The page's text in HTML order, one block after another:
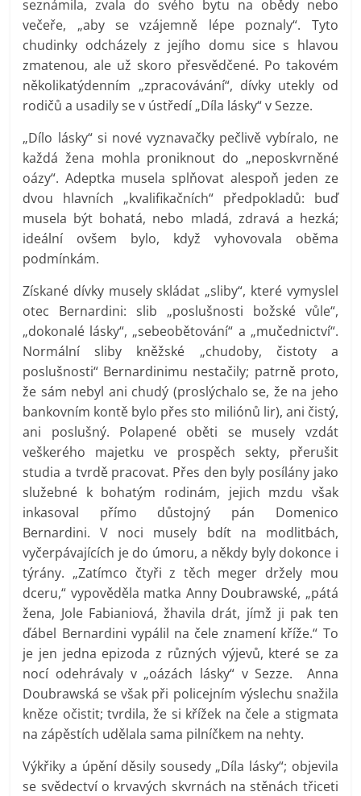
seznámila, zvala do svého bytu na obědy nebo
večeře, „aby se vzájemně lépe poznaly“. Tyto
chudinky odcházely z jejího domu sice s hlavou
zmatenou, ale už skoro přesvědčené. Po takovém
několikatýdenním „zpracovávání“, dívky utekly od
rodičů a usadily se v ústředí „Díla lásky“ v Sezze.
„Dílo lásky“ si nové vyznavačky pečlivě vybíralo, ne
každá žena mohla proniknout do „neposkvrněné
oázy“. Adeptka musela splňovat alespoň jeden ze
dvou hlavních „kvalifikačních“ předpokladů: buď
musela být bohatá, nebo mladá, zdravá a hezká;
ideální ovšem bylo, když vyhovovala oběma
podmínkám.
Získané dívky musely skládat „sliby“, které vymyslel
otec Bernardini: slib „poslušnosti božské vůle“,
„dokonalé lásky“, „sebeobětování“ a „mučednictví“.
Normální sliby kněžské „chudoby, čistoty a
poslušnosti“ Bernardinimu nestačily; patrně proto,
že sám nebyl ani chudý (proslýchalo se, že na jeho
bankovním kontě bylo přes sto miliónů lir), ani čistý,
ani poslušný. Polapené oběti se musely vzdát
veškerého majetku ve prospěch sekty, přerušit
studia a tvrdě pracovat. Přes den byly posílány jako
služebné k bohatým rodinám, jejich mzdu však
inkasoval přímo důstojný pán Domenico
Bernardini. V noci musely bdít na modlitbách,
vyčerpávajících je do úmoru, a někdy byly dokonce i
týrány. „Zatímco čtyři z těch meger držely mou
dceru,“ vypověděla matka Anny Doubrawské, „pátá
žena, Jole Fabianiová, žhavila drát, jímž ji pak ten
ďábel Bernardini vypálil na čele znamení kříže.“ To
je jen jedna epizoda z různých výjevů, které se za
nocí odehrávaly v „oázách lásky“ v Sezze. Anna
Doubrawská se však při policejním výslechu snažila
kněze očistit; tvrdila, že si křížek na čele a stigmata
na zápěstích udělala sama pilníčkem na nehty.
Výkřiky a úpění děsily sousedy „Díla lásky“; objevila
se svědectví o krvavých skvrnách na stěnách třiceti